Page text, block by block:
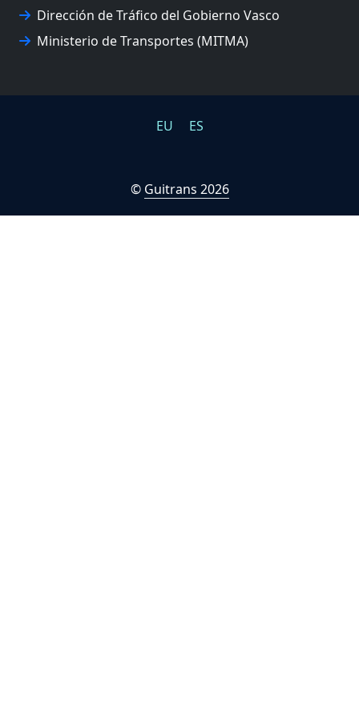
Dirección de Tráfico del Gobierno Vasco
Ministerio de Transportes (MITMA)
EU ES
© Guitrans 2026